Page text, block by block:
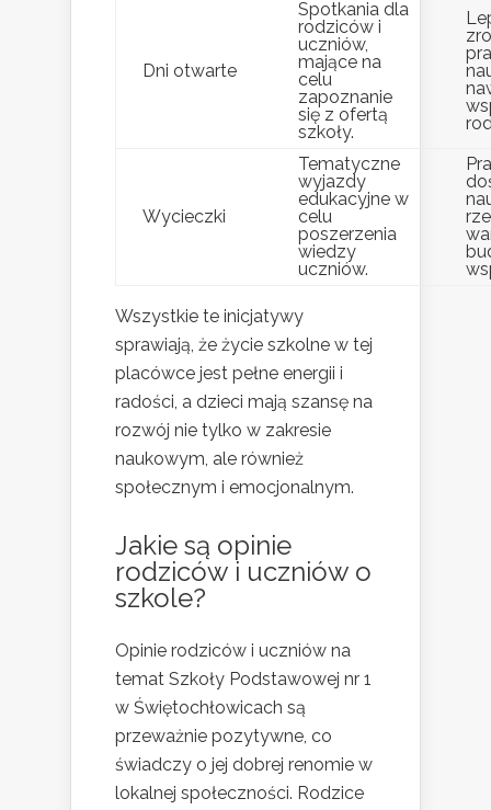
Dni otwarte
Spotkania dla
rodziców i
uczniów,
mające na
celu
zapoznanie
się z ofertą
szkoły.
Wycieczki
Tematyczne
wyjazdy
edukacyjne w
celu
poszerzenia
wiedzy
uczniów.
Wszystkie te inicjatywy
sprawiają, że życie szkolne w tej
placówce jest pełne energii i
radości, a dzieci mają szansę na
rozwój nie tylko w zakresie
naukowym, ale również
społecznym i emocjonalnym.
Jakie są opinie
rodziców i uczniów o
szkole?
Opinie rodziców i uczniów na
temat Szkoły Podstawowej nr 1
w Świętochłowicach są
przeważnie pozytywne, co
świadczy o jej dobrej renomie w
lokalnej społeczności. Rodzice